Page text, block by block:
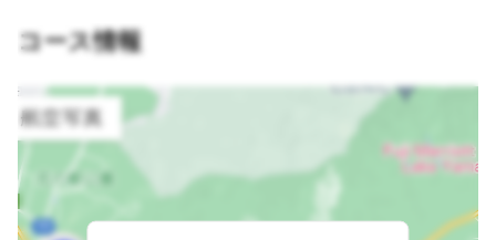
コース情報